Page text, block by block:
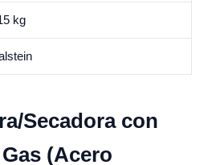
kg
Secadora con
(Acero